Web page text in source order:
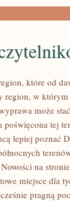
które od
region, w
może
tej
lepiej poznać
na
miejsce dla
pragną